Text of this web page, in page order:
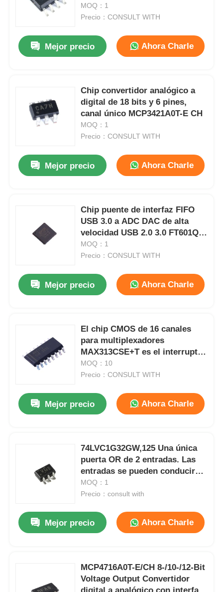
Los vídeos
Sobre nosotros
Control de Calidad
Noticias
Array de puertas programables de campo FPGA
BI SN
MOQ：1
Precio：CONSULT WITH
Mejor precio Ahora Charle
Chip convertidor analógico a
digital de 18 bits y 6 pines,
canal único MCP3421A0T-E CH
MOQ：1
Precio：CONSULT WITH
Mejor precio Ahora Charle
Chip puente de interfaz FIFO
USB 3.0 a ADC DAC de alta
velocidad USB 2.0 3.0 FT601Q-
B-T
MOQ：1
Precio：CONSULT WITH
Mejor precio Ahora Charle
El chip CMOS de 16 canales
para multiplexadores
MAX313CSE+T es el interruptor
analógico MAX313
MOQ：10
Precio：CONSULT WITH
Mejor precio Ahora Charle
74LVC1G32GW,125 Una única
puerta OR de 2 entradas. Las
entradas se pueden conducir
desde dispositivos de 3.3 V o 5
V. Esta característica permite el
traductores en entornos mixtos
de 3.3 V y 5 V.
MOQ：1
Precio：consult with
Mejor precio Ahora Charle
MCP4716A0T-E/CH 8-/10-/12-Bit
Voltage Output Convertidor
digital a analógico con interfaz